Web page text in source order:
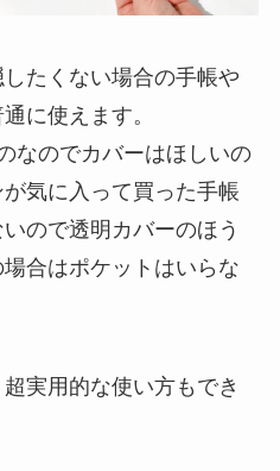
たくない場合の手帳や
に使えます。
なのでカバーはほしいの
気に入って買った手帳
ので透明カバーのほう
合はポケットはいらな
実用的な使い方もでき